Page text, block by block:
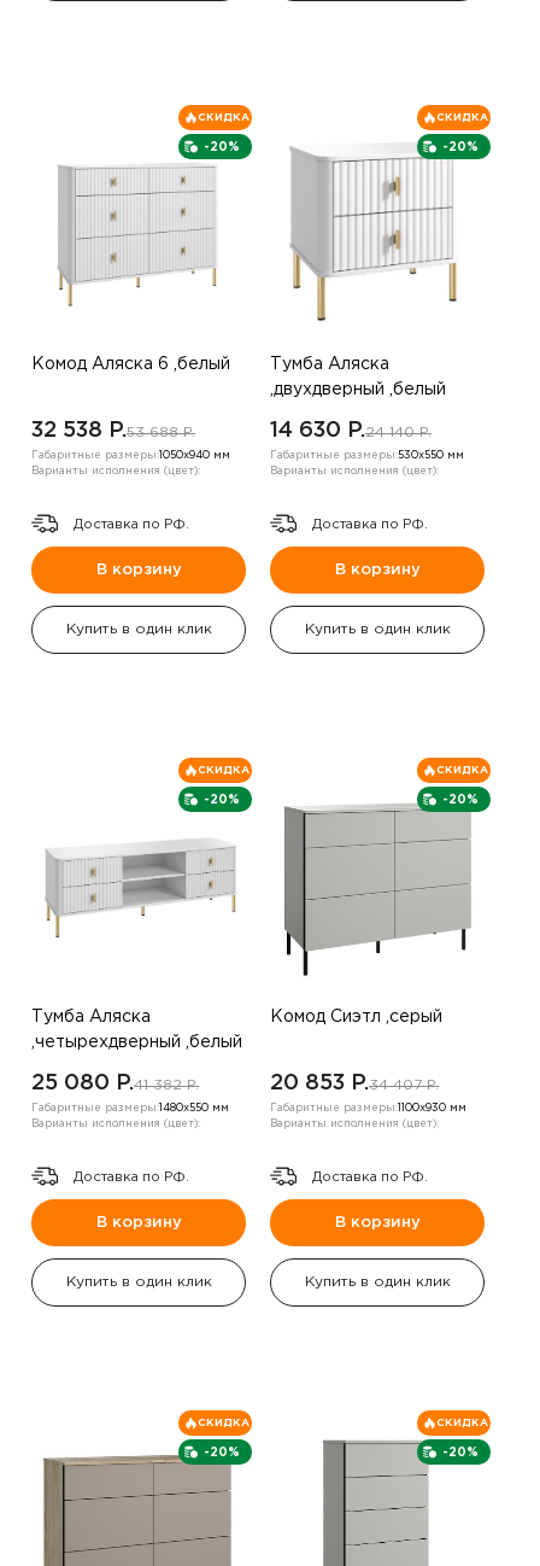
-20%
СКИДКА
Комод Аляска 6 ,белый
32 538 P.53 688 P.
Габаритные размеры: 1050х940 мм
Варианты исполнения (цвет):
Доставка по РФ.
В корзину
Купить в один клик
-20%
СКИДКА
Тумба Аляска
,двухдверный ,белый
14 630 P.24 140 P.
Габаритные размеры:530х550 мм
Варианты исполнения (цвет):
Доставка по РФ.
В корзину
Купить в один клик
-20%
СКИДКА
Тумба Аляска
,четырехдверный ,белый
25 080 P.41 382 P.
Габаритные размеры: 1480х550 мм
Варианты исполнения (цвет):
Доставка по РФ.
В корзину
Купить в один клик
-20%
СКИДКА
Комод Сиэтл ,серый
20 853 P.34 407 P.
Габаритные размеры: 1100х930 мм
Варианты исполнения (цвет):
Доставка по РФ.
В корзину
Купить в один клик
-20%
СКИДКА
-20%
СКИДКА